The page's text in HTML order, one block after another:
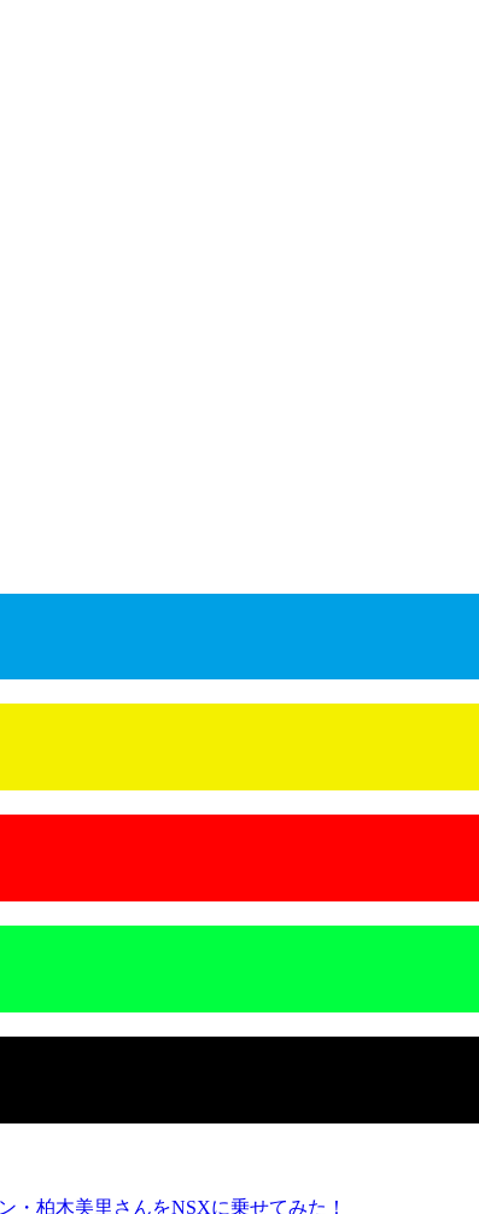
・柏木美里さんをNSXに乗せてみた！